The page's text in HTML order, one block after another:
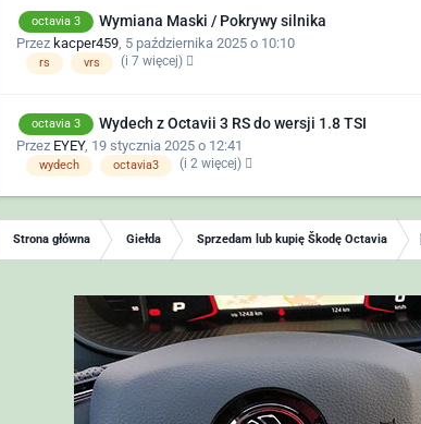
octavia 3 Wymiana Maski / Pokrywy silnika
Przez kacper459, 5 października 2025 o 10:10
rs vrs (i 7 więcej)
octavia 3 Wydech z Octavii 3 RS do wersji 1.8 TSI
Przez EYEY, 19 stycznia 2025 o 12:41
wydech octavia3 (i 2 więcej)
Strona główna Giełda Sprzedam lub kupię Škodę Octavia